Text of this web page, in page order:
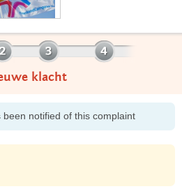
klacht
been notified of this complaint